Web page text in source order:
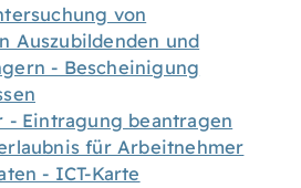
von
Auszubildenden und
- Bescheinigung
- Eintragung beantragen
für Arbeitnehmer
- ICT-Karte